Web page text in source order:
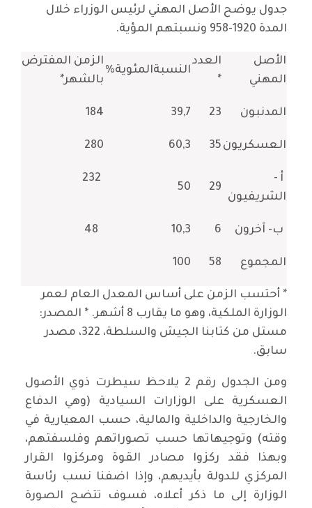
جدول يوضح الأصل المهني لرئيس الوزراء خلال
المدة 1920-958 ونسبتهم المؤية.
الأصل
المهني
العدد
*
النسبةالمئوية%
الزمن المفترض
بالشهر*
المدنبون 23
39,7
184
العسكريون 35
60,3
280
أ -
الشريفيون
29
50
ب- آخرون 6
10,3
المجموع 58
100
* أحتسب الزمن على أساس المعدل العام لعمر
الوزارة الملكية، وهو ما يقارب 8 أشهر. * المصدر:
مستل من كتابنا الجيش والسلطة، 322، مصدر
سابق.
ومن الجدول رقم 2 يلاحظ سيطرت ذوي الأصول
العسكرية على الوزارات السيادية (وهي الدفاع
والخارجية والداخلية والمالية، حسب المعيارية في
وقته) وتوجيهاتها حسب تصوراتهم وفلسفتهم،
وبهذا فقد ركزوا مصادر القوة ومركزوا القرار
المركزي للدولة بأيديهم، وإذا اضفنا نسب رئاسة
الوزارة إلى ما ذكر أعلاه، فسوف تتضح الصورة